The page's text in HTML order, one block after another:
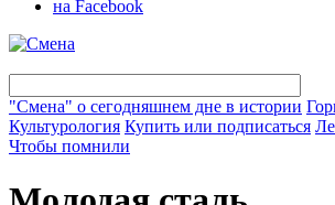
на Facebook
"Смена" о сегодняшнем дне в истории
Культурология Купить или подписаться
Чтобы помнили